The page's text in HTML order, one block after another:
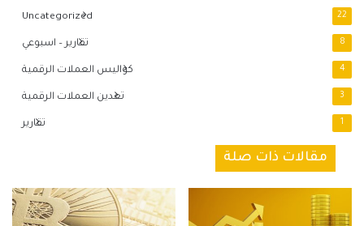
Uncategorized 22
تقارير – اسبوعي 8
كواليس العملات الرقمية 4
تعدين العملات الرقمية 3
تقارير 1
مقالات ذات صلة